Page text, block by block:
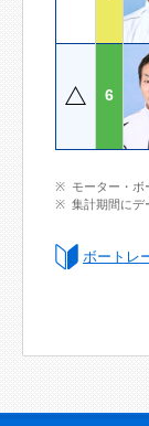
6
モーター・ボ
集計期間にデ
ボートレ